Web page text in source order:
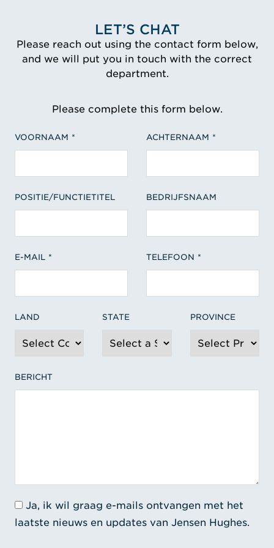
LET’S CHAT
Please reach out using the contact form below,
and we will put you in touch with the correct
department.
Please complete this form below.
VOORNAAM ACHTERNAAM
POSITIE/FUNCTIETITEL BEDRIJFSNAAM
E-MAIL TELEFOON
LAND STATE PROVINCE
BERICHT
Ja, ik wil graag e-mails ontvangen met het
laatste nieuws en updates van Jensen Hughes.